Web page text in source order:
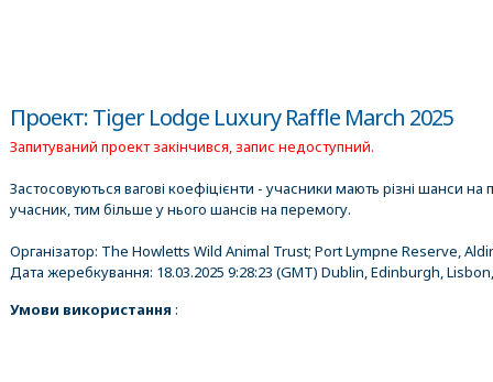
Проект: Tiger Lodge Luxury Raffle March 2025
Запитуваний проект закінчився, запис недоступний.
Застосовуються вагові коефіцієнти - учасники мають різні шанси
учасник, тим більше у нього шансів на перемогу.
Організатор: The Howletts Wild Animal Trust; Port Lympne Reserve,
Дата жеребкування: 18.03.2025 9:28:23 (GMT) Dublin, Edinburgh,
Умови використання :